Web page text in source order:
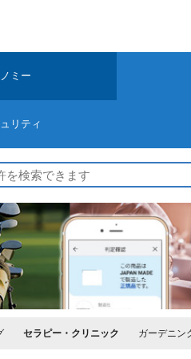
ミー
リティ
セラピー・クリニック ガーデニン